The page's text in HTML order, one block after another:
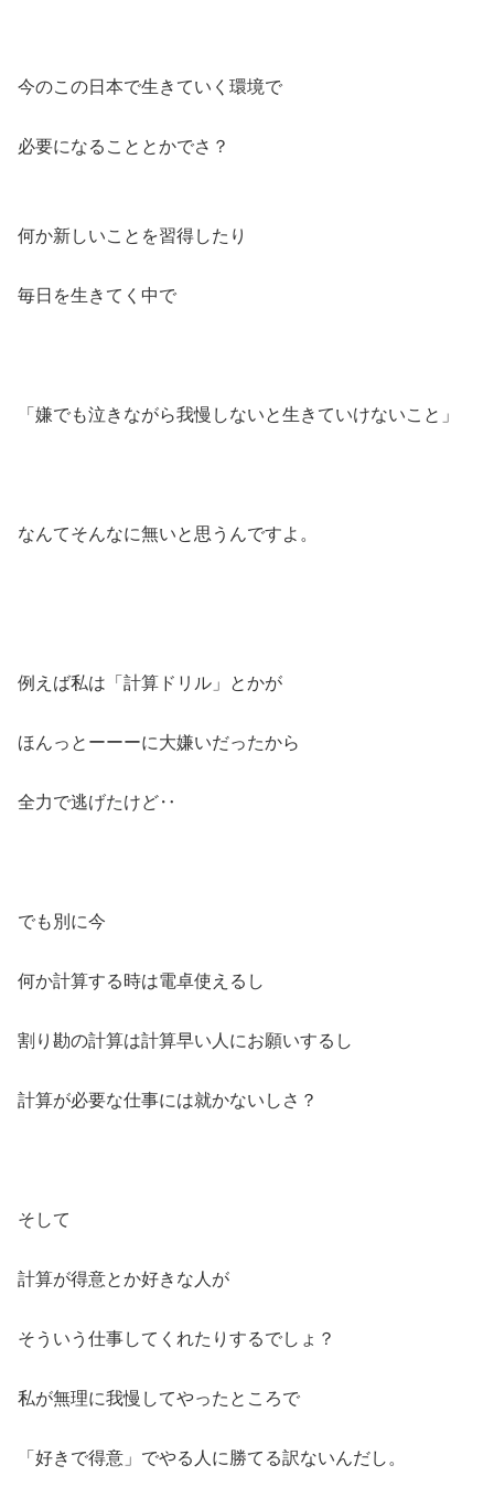
今のこの日本で生きていく環境で
必要になることとかでさ？
何か新しいことを習得したり
毎日を生きてく中で
「嫌でも泣きながら我慢しないと生きていけないこと」
なんてそんなに無いと思うんですよ。
例えば私は「計算ドリル」とかが
ほんっとーーーに大嫌いだったから
全力で逃げたけど‥
でも別に今
何か計算する時は電卓使えるし
割り勘の計算は計算早い人にお願いするし
計算が必要な仕事には就かないしさ？
そして
計算が得意とか好きな人が
そういう仕事してくれたりするでしょ？
私が無理に我慢してやったところで
「好きで得意」でやる人に勝てる訳ないんだし。